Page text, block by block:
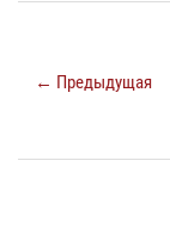
← Предыдущая